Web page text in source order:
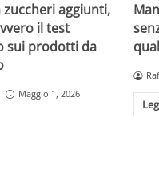
zuccheri aggiunti,
il test
sui prodotti da
Maggio 1, 2026